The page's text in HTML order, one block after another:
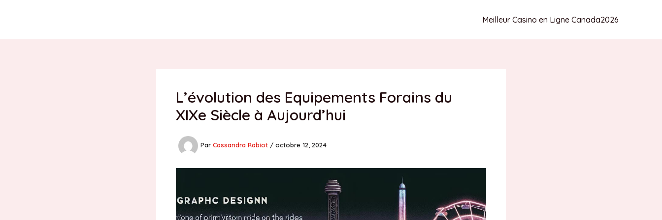
Meilleur Casino en Ligne Canada2026
L’évolution des Equipements Forains du
XIXe Siècle à Aujourd’hui
Par Cassandra Rabiot / octobre 12, 2024